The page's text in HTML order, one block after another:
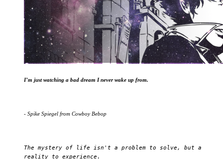
I’m just watching a bad dream I never wake up from.
- Spike Spiegel from Cowboy Bebop
The mystery of life isn't a problem to solve, but a
reality to experience.